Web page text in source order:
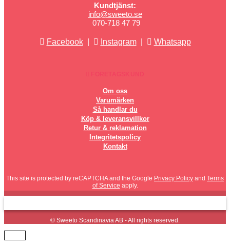
Kundtjänst:
info@sweeto.se
070-718 47 79
Facebook| Instagram| Whatsapp
Om oss
Varumärken
Så handlar du
Köp & leveransvillkor
Retur & reklamation
Integritetspolicy
Kontakt
This site is protected by reCAPTCHA and the Google Privacy Policy and Terms
of Service apply.
© Sweeto Scandinavia AB - All rights reserved.